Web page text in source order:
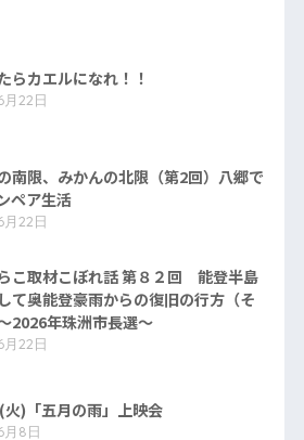
らカエルになれ！！
22日
南限、みかんの北限（第2回）八郷で
ペア生活
22日
こ取材こぼれ話 第８２回 能登半島
て奥能登豪雨からの復旧の行方（そ
2026年珠洲市長選〜
22日
火)「五月の雨」上映会
月8日